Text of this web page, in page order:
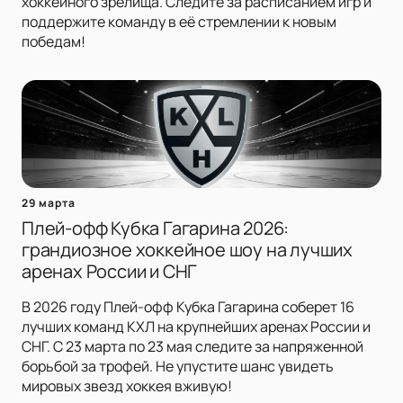
поддержите команду в её стремлении к новым
победам!
29 марта
Плей-офф Кубка Гагарина 2026:
грандиозное хоккейное шоу на лучших
аренах России и СНГ
В 2026 году Плей-офф Кубка Гагарина соберет 16
лучших команд КХЛ на крупнейших аренах России и
СНГ. С 23 марта по 23 мая следите за напряженной
борьбой за трофей. Не упустите шанс увидеть
мировых звезд хоккея вживую!